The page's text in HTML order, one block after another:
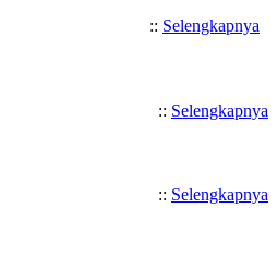
:: Selengkapnya
:: Selengkapnya
:: Selengkapnya